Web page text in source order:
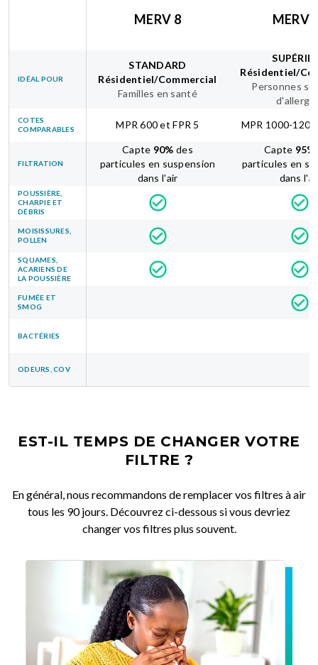
MERV 8 MERV
IDÉAL POUR
STANDARD
Résidentiel/Commercial
Familles en santé
Résidentiel/
Personnes
COTES
COMPARABLES
MPR 600 et FPR 5 MPR 1000-1200
FILTRATION
Capte 90% des
particules en suspension
dans l'air
Capte 95%
particules en
dans
POUSSIÈRE,
CHARPIE ET
DÉBRIS
MOISISSURES,
POLLEN
SQUAMES,
ACARIENS DE
LA POUSSIÈRE
FUMÉE ET
SMOG
BACTÉRIES
ODEURS, COV
EST-IL TEMPS DE CHANGER VOTRE
FILTRE ?
En général, nous recommandons de remplacer vos filtres à air
tous les 90 jours. Découvrez ci-dessous si vous devriez
changer vos filtres plus souvent.